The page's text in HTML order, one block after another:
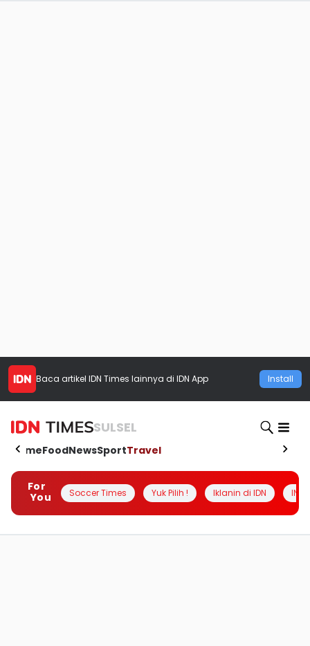
Baca artikel IDN Times lainnya di IDN App Install
SULSEL
HomeFoodNewsSportTravel
For
You
Soccer Times Yuk Pilih ! Iklanin di IDN